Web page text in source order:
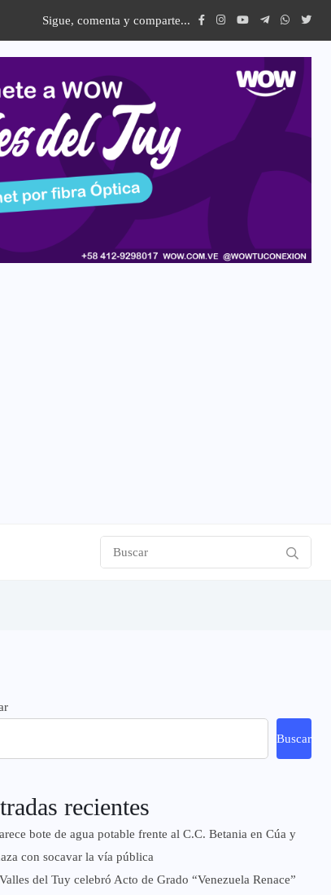
Sigue, comenta y comparte...
Buscar
recientes
bote de agua potable frente al C.C. Betania en Cúa y
con socavar la vía pública
del Tuy celebró Acto de Grado “Venezuela Renace”